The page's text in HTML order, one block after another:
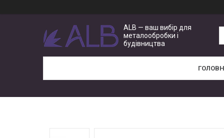
ALB — ваш вибір для
металообробки і
будівництва